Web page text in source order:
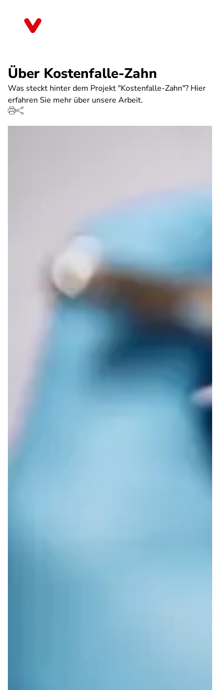
Über Kostenfalle-Zahn
Was steckt hinter dem Projekt "Kostenfalle-Zahn"? Hier
erfahren Sie mehr über unsere Arbeit.